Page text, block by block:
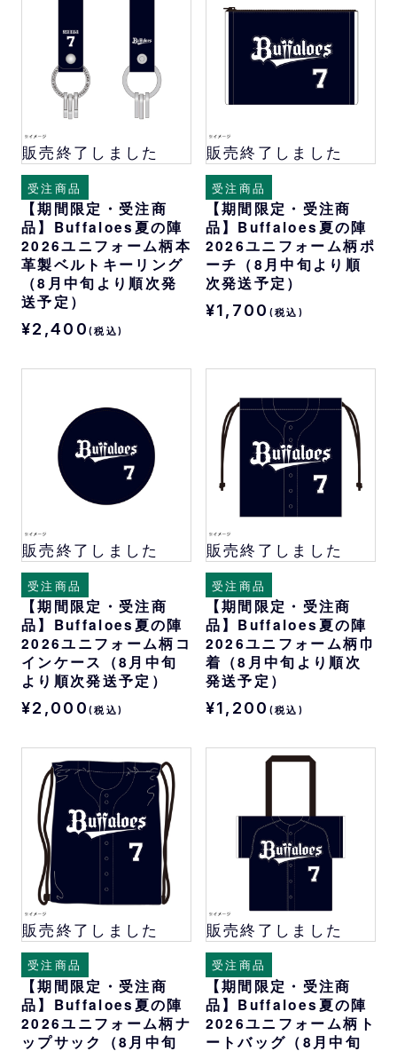
販売終了しました
受注商品
【期間限定・受注商
品】Buffaloes夏の陣
2026ユニフォーム柄本
革製ベルトキーリング
（8月中旬より順次発
送予定）
¥2,400 (税込)
販売終了しました
受注商品
【期間限定・受注商
品】Buffaloes夏の陣
2026ユニフォーム柄ポ
ーチ（8月中旬より順
次発送予定）
¥1,700 (税込)
販売終了しました
受注商品
【期間限定・受注商
品】Buffaloes夏の陣
2026ユニフォーム柄コ
インケース（8月中旬
より順次発送予定）
¥2,000 (税込)
販売終了しました
受注商品
【期間限定・受注商
品】Buffaloes夏の陣
2026ユニフォーム柄巾
着（8月中旬より順次
発送予定）
¥1,200 (税込)
販売終了しました
受注商品
【期間限定・受注商
品】Buffaloes夏の陣
2026ユニフォーム柄ナ
ップサック（8月中旬
販売終了しました
受注商品
【期間限定・受注商
品】Buffaloes夏の陣
2026ユニフォーム柄ト
ートバッグ（8月中旬